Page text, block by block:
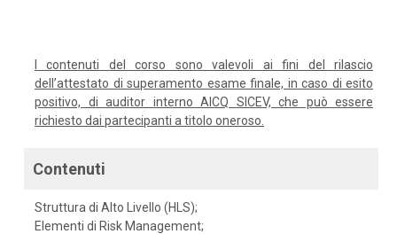
I contenuti del corso sono valevoli ai fini del rilascio
dell’attestato di superamento esame finale, in caso di esito
positivo, di auditor interno AICQ SICEV, che può essere
richiesto dai partecipanti a titolo oneroso.
Contenuti
Struttura di Alto Livello (HLS);
Elementi di Risk Management;